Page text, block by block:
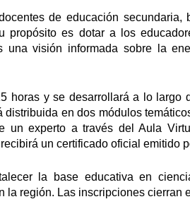
de educación
propósito es dotar a los
una visión informada sobre la
horas y se desarrollará a lo largo
distribuida en dos módulos
un experto a través del Aula
un certificado oficial emitido
la base educativa en
la región. Las inscripciones cierran